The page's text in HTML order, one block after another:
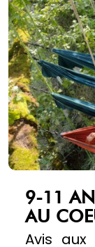
9-11
AU
Avis aux